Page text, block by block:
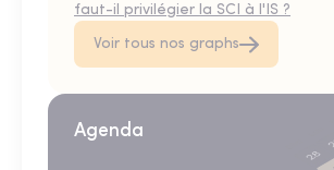
faut-il privilégier la SCI à l'IS ?
Voir tous nos graphs
Agenda